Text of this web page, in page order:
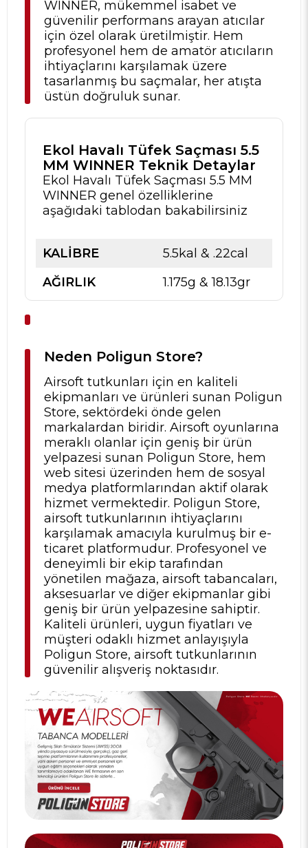
WINNER, mükemmel isabet ve
güvenilir performans arayan atıcılar
için özel olarak üretilmiştir. Hem
profesyonel hem de amatör atıcıların
ihtiyaçlarını karşılamak üzere
tasarlanmış bu saçmalar, her atışta
üstün doğruluk sunar.
Ekol Havalı Tüfek Saçması 5.5
MM WINNER Teknik Detaylar
Ekol Havalı Tüfek Saçması 5.5 MM
WINNER genel özelliklerine
aşağıdaki tablodan bakabilirsiniz
KALIBRE
5.5kal & .22cal
AĞIRLIK
1.175g & 18.13gr
Neden Poligun Store?
Airsoft tutkunları için en kaliteli
ekipmanları ve ürünleri sunan Poligun
Store, sektördeki önde gelen
markalardan biridir. Airsoft oyunlarına
meraklı olanlar için geniş bir ürün
yelpazesi sunan Poligun Store, hem
web sitesi üzerinden hem de sosyal
medya platformlarından aktif olarak
hizmet vermektedir. Poligun Store,
airsoft tutkunlarının ihtiyaçlarını
karşılamak amacıyla kurulmuş bir e-
ticaret platformudur. Profesyonel ve
deneyimli bir ekip tarafından
yönetilen mağaza, airsoft tabancaları,
aksesuarlar ve diğer ekipmanlar gibi
geniş bir ürün yelpazesine sahiptir.
Kaliteli ürünleri, uygun fiyatları ve
müşteri odaklı hizmet anlayışıyla
Poligun Store, airsoft tutkunlarının
güvenilir alışveriş noktasıdır.